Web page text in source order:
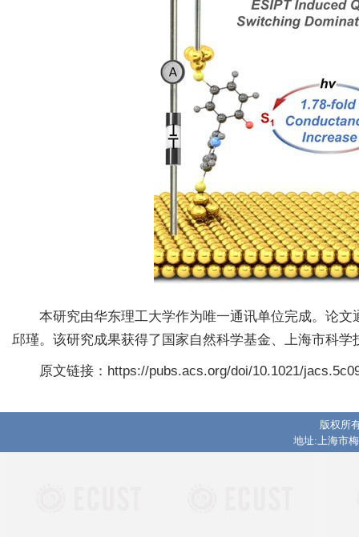
本研究由华东理工大学作为唯一通讯单位完成。论
邱瑾。该研究成果获得了国家自然科学基金、上海市科
原文链接：https://pubs.acs.org/doi/10.1021/
版权所
地址:上海市